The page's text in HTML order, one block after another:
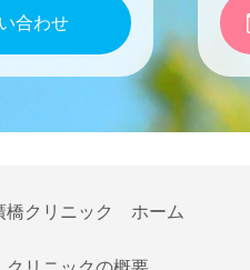
合わせ
橋クリニック ホーム